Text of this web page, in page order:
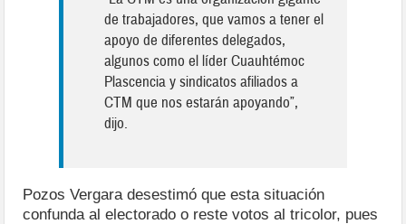
de trabajadores, que vamos a tener el
apoyo de diferentes delegados,
algunos como el líder Cuauhtémoc
Plascencia y sindicatos afiliados a
CTM que nos estarán apoyando”,
dijo.
Pozos Vergara desestimó que esta situación
confunda al electorado o reste votos al tricolor, pues